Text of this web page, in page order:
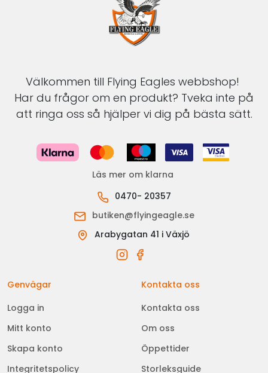
Välkommen till Flying Eagles webbshop!
Har du frågor om en produkt? Tveka inte på
att ringa oss så hjälper vi dig på bästa sätt.
Läs mer om klarna
0470- 20357
butiken@flyingeagle.se
Arabygatan 41 i Växjö
Genvägar
Logga in
Mitt konto
Skapa konto
Integritetspolicy
Kontakta oss
Kontakta oss
Om oss
Öppettider
Storleksguide